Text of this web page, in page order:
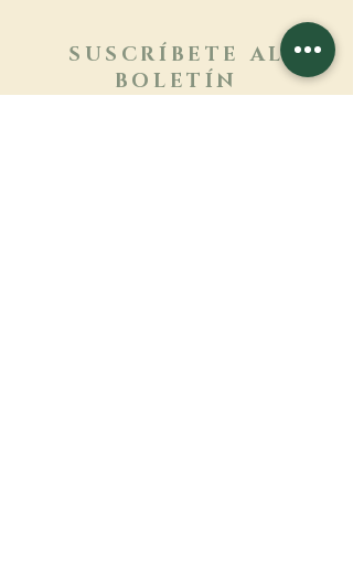
SUSCRÍBETE AL
BOLETÍN